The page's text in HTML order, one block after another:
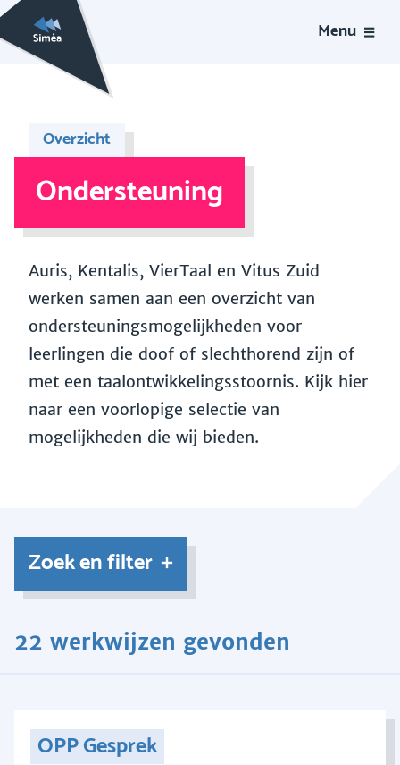
Menu
Overzicht
Ondersteuning
Auris, Kentalis, VierTaal en Vitus Zuid
werken samen aan een overzicht van
ondersteuningsmogelijkheden voor
leerlingen die doof of slechthorend zijn of
met een taalontwikkelingsstoornis. Kijk hier
naar een voorlopige selectie van
mogelijkheden die wij bieden.
Zoek en filter
22 werkwijzen gevonden
OPP Gesprek